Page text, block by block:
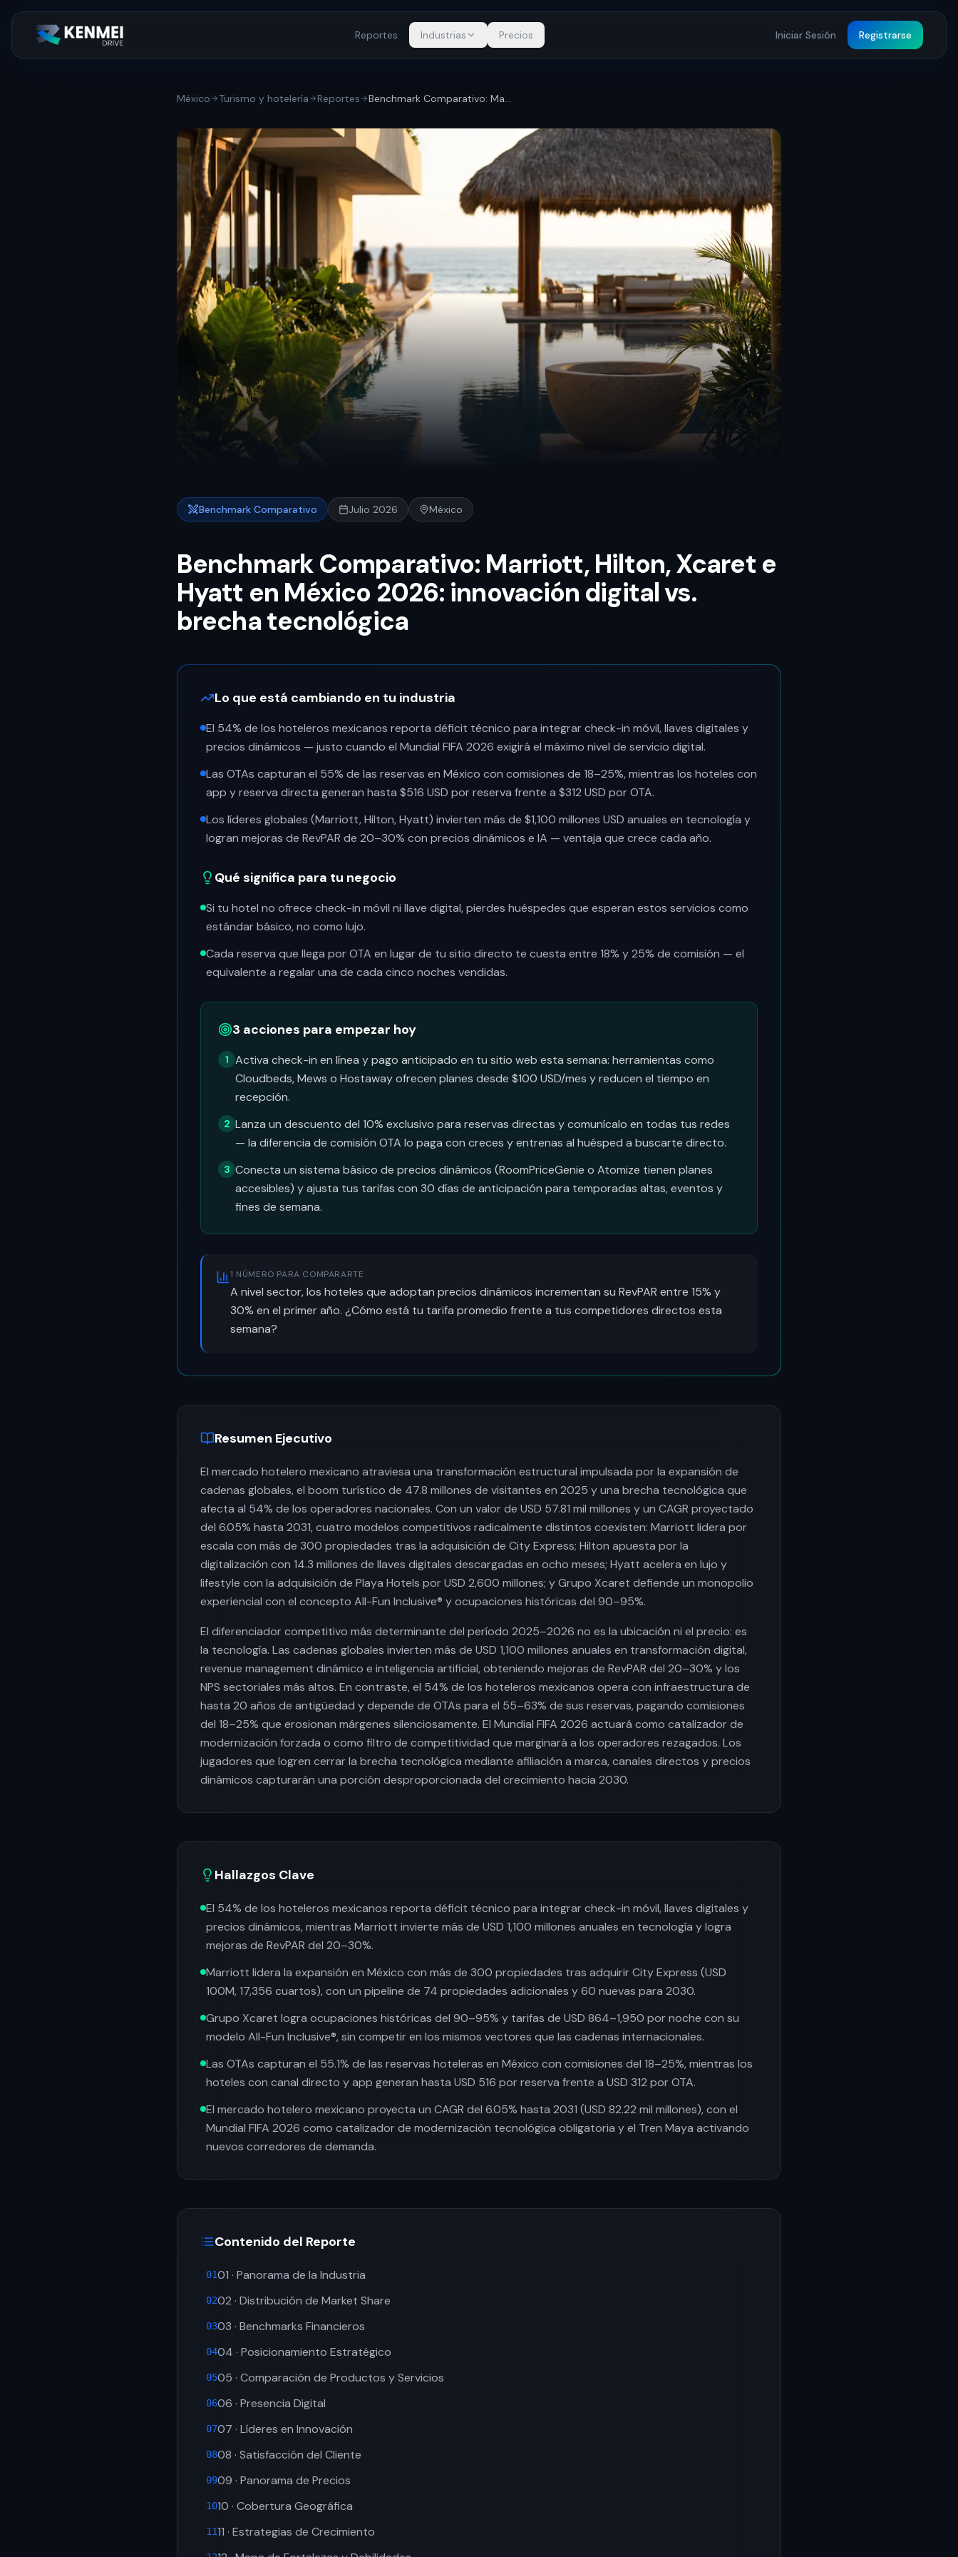
Reportes Industrias Precios Iniciar Sesión Registrarse
México Turismo y hotelería Reportes Benchmark Comparativo: Marriott, Hilton,...
Benchmark Comparativo Julio 2026 México
Benchmark Comparativo: Marriott, Hilton, Xcaret e
Hyatt en México 2026: innovación digital vs.
brecha tecnológica
Lo que está cambiando en tu industria
El 54% de los hoteleros mexicanos reporta déficit técnico para integrar check-in móvil, llaves digitales y
precios dinámicos — justo cuando el Mundial FIFA 2026 exigirá el máximo nivel de servicio digital.
Las OTAs capturan el 55% de las reservas en México con comisiones de 18–25%, mientras los hoteles con
app y reserva directa generan hasta $516 USD por reserva frente a $312 USD por OTA.
Los líderes globales (Marriott, Hilton, Hyatt) invierten más de $1,100 millones USD anuales en tecnología y
logran mejoras de RevPAR de 20–30% con precios dinámicos e IA — ventaja que crece cada año.
Qué significa para tu negocio
Si tu hotel no ofrece check-in móvil ni llave digital, pierdes huéspedes que esperan estos servicios como
estándar básico, no como lujo.
Cada reserva que llega por OTA en lugar de tu sitio directo te cuesta entre 18% y 25% de comisión — el
equivalente a regalar una de cada cinco noches vendidas.
3 acciones para empezar hoy
1 Activa check-in en línea y pago anticipado en tu sitio web esta semana: herramientas como
Cloudbeds, Mews o Hostaway ofrecen planes desde $100 USD/mes y reducen el tiempo en
recepción.
2 Lanza un descuento del 10% exclusivo para reservas directas y comunícalo en todas tus redes
— la diferencia de comisión OTA lo paga con creces y entrenas al huésped a buscarte directo.
3 Conecta un sistema básico de precios dinámicos (RoomPriceGenie o Atomize tienen planes
accesibles) y ajusta tus tarifas con 30 días de anticipación para temporadas altas, eventos y
fines de semana.
1 NÚMERO PARA COMPARARTE
A nivel sector, los hoteles que adoptan precios dinámicos incrementan su RevPAR entre 15% y
30% en el primer año. ¿Cómo está tu tarifa promedio frente a tus competidores directos esta
semana?
Resumen Ejecutivo
El mercado hotelero mexicano atraviesa una transformación estructural impulsada por la expansión de
cadenas globales, el boom turístico de 47.8 millones de visitantes en 2025 y una brecha tecnológica que
afecta al 54% de los operadores nacionales. Con un valor de USD 57.81 mil millones y un CAGR proyectado
del 6.05% hasta 2031, cuatro modelos competitivos radicalmente distintos coexisten: Marriott lidera por
escala con más de 300 propiedades tras la adquisición de City Express; Hilton apuesta por la
digitalización con 14.3 millones de llaves digitales descargadas en ocho meses; Hyatt acelera en lujo y
lifestyle con la adquisición de Playa Hotels por USD 2,600 millones; y Grupo Xcaret defiende un monopolio
experiencial con el concepto All-Fun Inclusive® y ocupaciones históricas del 90–95%.
El diferenciador competitivo más determinante del período 2025–2026 no es la ubicación ni el precio: es
la tecnología. Las cadenas globales invierten más de USD 1,100 millones anuales en transformación digital,
revenue management dinámico e inteligencia artificial, obteniendo mejoras de RevPAR del 20–30% y los
NPS sectoriales más altos. En contraste, el 54% de los hoteleros mexicanos opera con infraestructura de
hasta 20 años de antigüedad y depende de OTAs para el 55–63% de sus reservas, pagando comisiones
del 18–25% que erosionan márgenes silenciosamente. El Mundial FIFA 2026 actuará como catalizador de
modernización forzada o como filtro de competitividad que marginará a los operadores rezagados. Los
jugadores que logren cerrar la brecha tecnológica mediante afiliación a marca, canales directos y precios
dinámicos capturarán una porción desproporcionada del crecimiento hacia 2030.
Hallazgos Clave
El 54% de los hoteleros mexicanos reporta déficit técnico para integrar check-in móvil, llaves digitales y
precios dinámicos, mientras Marriott invierte más de USD 1,100 millones anuales en tecnología y logra
mejoras de RevPAR del 20–30%.
Marriott lidera la expansión en México con más de 300 propiedades tras adquirir City Express (USD
100M, 17,356 cuartos), con un pipeline de 74 propiedades adicionales y 60 nuevas para 2030.
Grupo Xcaret logra ocupaciones históricas del 90–95% y tarifas de USD 864–1,950 por noche con su
modelo All-Fun Inclusive®, sin competir en los mismos vectores que las cadenas internacionales.
Las OTAs capturan el 55.1% de las reservas hoteleras en México con comisiones del 18–25%, mientras los
hoteles con canal directo y app generan hasta USD 516 por reserva frente a USD 312 por OTA.
El mercado hotelero mexicano proyecta un CAGR del 6.05% hasta 2031 (USD 82.22 mil millones), con el
Mundial FIFA 2026 como catalizador de modernización tecnológica obligatoria y el Tren Maya activando
nuevos corredores de demanda.
Contenido del Reporte
0101 · Panorama de la Industria
0202 · Distribución de Market Share
0303 · Benchmarks Financieros
0404 · Posicionamiento Estratégico
0505 · Comparación de Productos y Servicios
0606 · Presencia Digital
0707 · Líderes en Innovación
0808 · Satisfacción del Cliente
0909 · Panorama de Precios
1010 · Cobertura Geográfica
1111 · Estrategias de Crecimiento